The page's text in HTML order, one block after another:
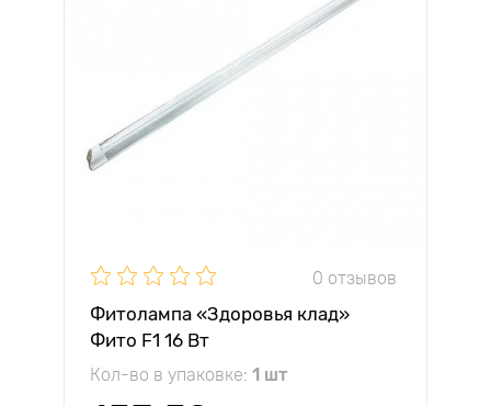
0 отзывов
Фитолампа «Здоровья клад»
Фито F1 16 Вт
Кол-во в упаковке: 1 шт